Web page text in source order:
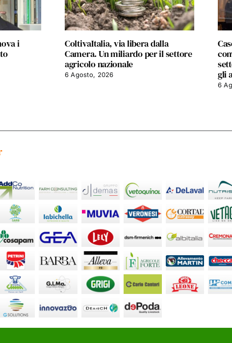
i
ColtivaItalia, via libera dalla
Camera. Un miliardo per il settore
agricolo nazionale
6 Agosto, 2026
gli
6